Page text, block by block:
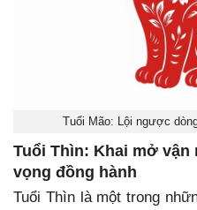
Tuổi Mão: Lội ngược
Tuổi Thìn: Khai mở vận
vọng đồng hành
Tuổi Thìn là một trong